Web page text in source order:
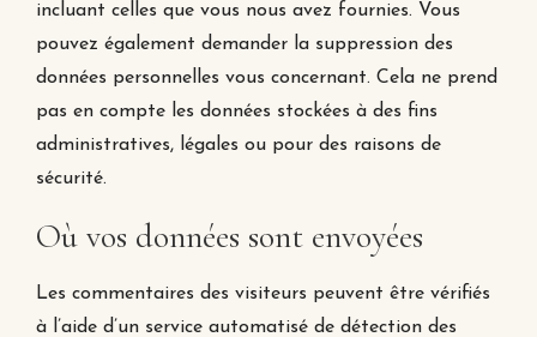
incluant celles que vous nous avez fournies. Vous
pouvez également demander la suppression des
données personnelles vous concernant. Cela ne prend
pas en compte les données stockées à des fins
administratives, légales ou pour des raisons de
sécurité.
Où vos données sont envoyées
Les commentaires des visiteurs peuvent être vérifiés
à l’aide d’un service automatisé de détection des